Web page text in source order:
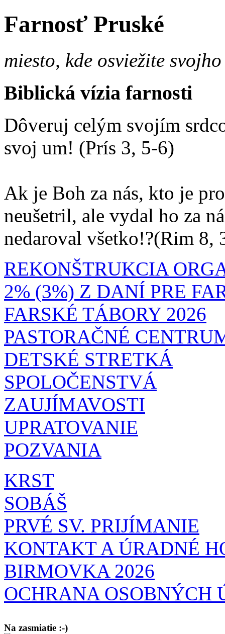
Farnosť Pruské
miesto, kde osviežite
Biblická vízia farnosti
Dôveruj celým svojím
svoj um! (Prís 3, 5-6)
Ak je Boh za nás, kto je
neušetril, ale vydal ho za
nedaroval všetko!?(Rim 8,
REKONŠTRUKCIA
2% (3%) Z DANÍ PRE
FARSKÉ TÁBORY 2026
PASTORAČNÉ
DETSKÉ STRETKÁ
SPOLOČENSTVÁ
ZAUJÍMAVOSTI
UPRATOVANIE
POZVANIA
KRST
SOBÁŠ
PRVÉ SV. PRIJÍMANIE
KONTAKT A ÚRADNÉ
BIRMOVKA 2026
OCHRANA OSOBNÝCH
Na zasmiatie :-)